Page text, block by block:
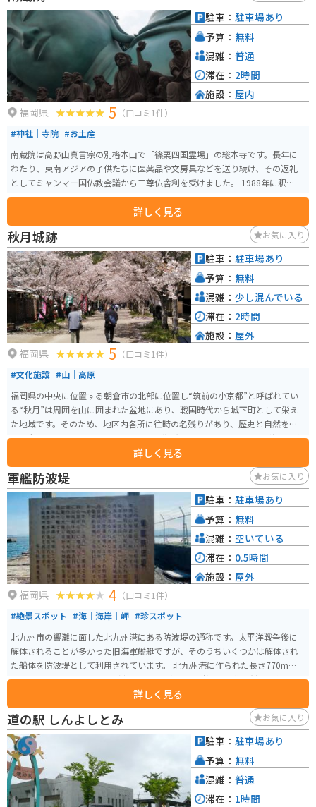
福岡県 5 （口コミ1件）
#神社｜寺院 #お土産
南蔵院は高野山真言宗の別格本山で「篠栗四国霊場」の総本寺です。長年に
わたり、東南アジアの子供たちに医薬品や文房具などを送り続け、その返礼
としてミャンマー国仏教会議から三尊仏舎利を受けました。 1988年に釈迦涅
槃像が建立され、今では篠栗のシンボルとして多くの信者に信仰されていま
す。南蔵院は車で30分程度で福岡市からアクセス可能ですが、駐車場は最も
近いものが10台しか収容できないので注意が必要です。城戸南蔵院前駅近く
の無料駐車場に停めることをオススメします。2021年8月から涅槃像への入り
口は施錠されていますので、参拝する際は注意が必要です。
詳しく見る
駐車： 駐車場あり
予算： 無料
混雑： 普通
滞在： 2時間
施設： 屋内
秋月城跡 お気に入り
福岡県 5 （口コミ1件）
#文化施設 #山｜高原
福岡県の中央に位置する朝倉市の北部に位置し“筑前の小京都”と呼ばれてい
る“秋月”は周囲を山に囲まれた盆地にあり、戦国時代から城下町として栄え
た地域です。そのため、地区内各所に往時の名残りがあり、歴史と自然を訪
ねて全国から年間50万人と言われるほど観光客が訪れます。 現在、秋月城跡
は朝倉市立秋月中学校となっており、生徒が通う現役の木造校舎の佇まいは
城下町秋月のシンボルとなっています。
詳しく見る
駐車： 駐車場あり
予算： 無料
混雑： 少し混んでいる
滞在： 2時間
施設： 屋外
軍艦防波堤 お気に入り
福岡県 4 （口コミ1件）
#絶景スポット #海｜海岸｜岬 #珍スポット
北九州市の響灘に面した北九州港にある防波堤の通称です。太平洋戦争後に
解体されることが多かった旧海軍艦艇ですが、そのうちいくつかは解体され
た船体を防波堤として利用されています。 北九州港に作られた長さ770mの防
波堤のうち、約400mに駆逐艦「涼月」「冬月」「柳」の3隻の船体が使われ
ています。設置当初は船体そのものを防波堤として使っていましたが、のち
に埋没させたり周囲をコンクリートで多い現在の姿になっています。「柳」
の船体は今でも船の形を留めており、ありし日の姿を想像することができま
す。
詳しく見る
駐車： 駐車場あり
予算： 無料
混雑： 空いている
滞在： 0.5時間
施設： 屋外
道の駅 しんよしとみ お気に入り
駐車： 駐車場あり
予算： 無料
混雑： 普通
滞在： 1時間